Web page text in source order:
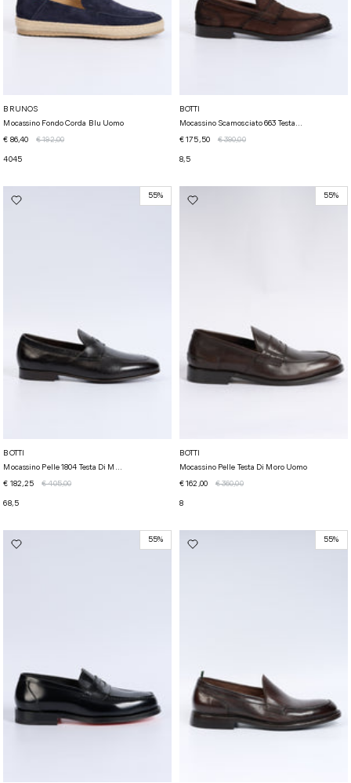
BRUNOS
Mocassino Fondo Corda Blu Uomo
€ 86,40
€ 192,00
4045
BOTTI
Mocassino Scamosciato 663 Testa...
€ 175,50
€ 390,00
8,5
55%
BOTTI
Mocassino Pelle 1804 Testa Di M...
€ 182,25
€ 405,00
68,5
55%
BOTTI
Mocassino Pelle Testa Di Moro Uomo
€ 162,00
€ 360,00
8
55% 55%